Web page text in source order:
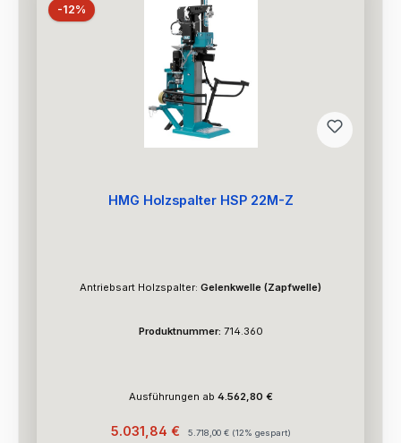
-12%Rabatt
HMG Holzspalter HSP 22M-Z
Antriebsart Holzspalter: Gelenkwelle (Zapfwelle)
Produktnummer: 714.360
Ausführungen ab 4.562,80 €
Verkaufspreis:
5.031,84 € 5.718,00 € (12% gespart)